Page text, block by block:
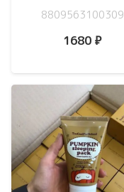
8809563100309
1680 ₽